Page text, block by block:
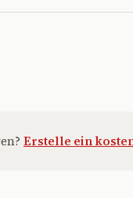
Erstelle ein